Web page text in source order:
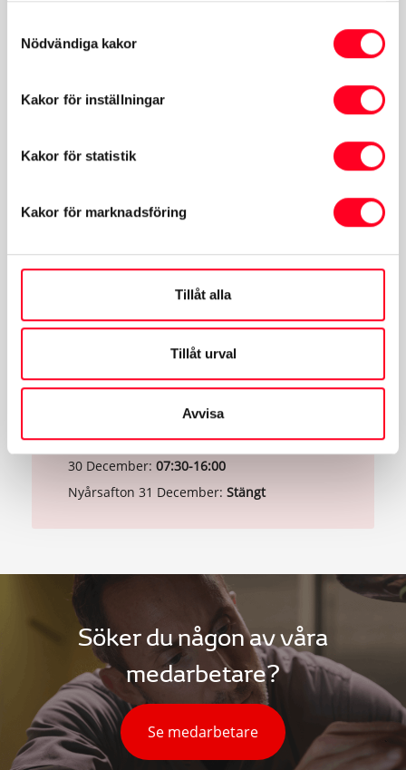
Nödvändiga kakor
Kakor för inställningar
Kakor för statistik
Kakor för marknadsföring
Tillåt alla
Tillåt urval
Avvisa
anläggning
Alla helgons dag 31 Oktober:Stängt
07:30-16:00
Julafton 24 December:Stängt
Juldagen 25 December:Stängt
Annandag jul 26 December:Stängt
30 December: 07:30-16:00
Nyårsafton 31 December: Stängt
Söker du någon av våra
medarbetare?
Se medarbetare